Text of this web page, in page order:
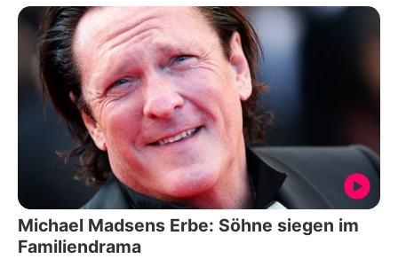
Michael Madsens Erbe: Söhne siegen im
Familiendrama